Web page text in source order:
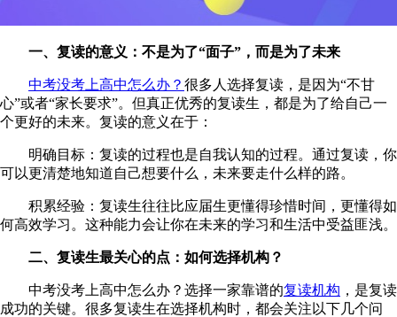
一、复读的意义：不是为了“面子”，而是为了未来
中考没考上高中怎么办？ 很多人选择复读，是因为“不甘
心”或者“家长要求”。但真正优秀的复读生，都是为了给自己一
个更好的未来。复读的意义在于：
明确目标：复读的过程也是自我认知的过程。通过复读，你
可以更清楚地知道自己想要什么，未来要走什么样的路。
积累经验：复读生往往比应届生更懂得珍惜时间，更懂得如
何高效学习。这种能力会让你在未来的学习和生活中受益匪浅。
二、复读生最关心的点：如何选择机构？
中考没考上高中怎么办？选择一家靠谱的复读机构 ，是复读
成功的关键。很多复读生在选择机构时，都会关注以下几个问